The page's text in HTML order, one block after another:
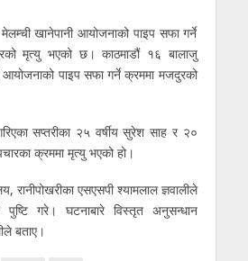
खानेपानी आयोजनाको पाइप सफा गर्ने
मृत्यु भएको छ। काठमाडौं १६ बालाजु
आयोजनाको पाइप सफा गर्ने क्रममा मजदुरको
सप्तरीका २५ वर्षीय सुरेश साह र २०
क्रममा मृत्यु भएको हो।
रानीपोखरीका एसएसपी श्यामलाल ज्ञवालीले
गरे। घटनाबारे विस्तृत अनुसन्धान
बताए।